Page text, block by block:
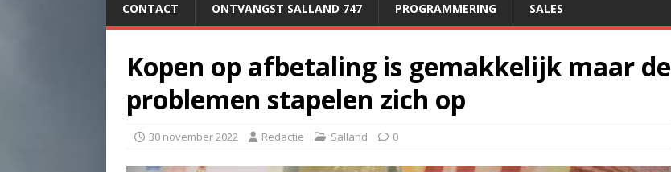
CONTACT ONTVANGST SALLAND 747 PROGRAMMERING SALES
Kopen op afbetaling is gemakkelijk maar de
problemen stapelen zich op
30 november 2022 Redactie Salland 0